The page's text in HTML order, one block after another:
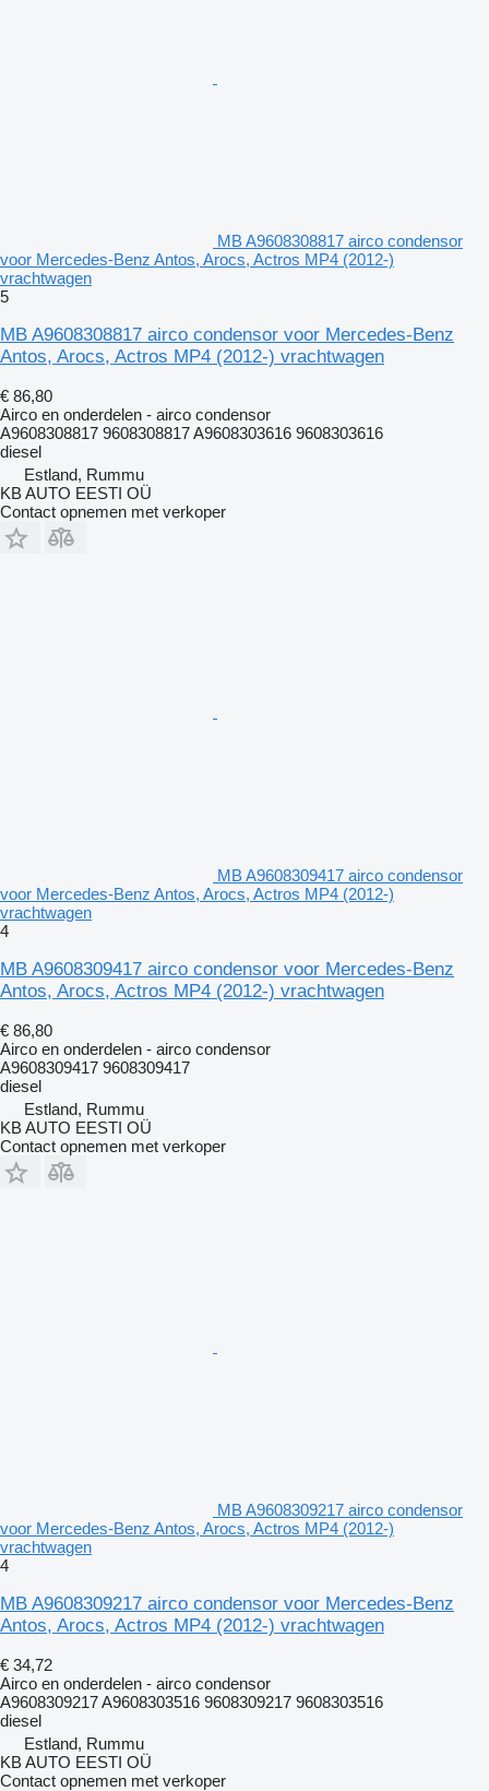
MB A9608308817 airco condensor
voor Mercedes-Benz Antos, Arocs, Actros MP4 (2012-)
vrachtwagen
5
MB A9608308817 airco condensor voor Mercedes-Benz
Antos, Arocs, Actros MP4 (2012-) vrachtwagen
€ 86,80
Airco en onderdelen - airco condensor
A9608308817 9608308817 A9608303616 9608303616
diesel
Estland, Rummu
KB AUTO EESTI OÜ
Contact opnemen met verkoper
MB A9608309417 airco condensor
voor Mercedes-Benz Antos, Arocs, Actros MP4 (2012-)
vrachtwagen
4
MB A9608309417 airco condensor voor Mercedes-Benz
Antos, Arocs, Actros MP4 (2012-) vrachtwagen
€ 86,80
Airco en onderdelen - airco condensor
A9608309417 9608309417
diesel
Estland, Rummu
KB AUTO EESTI OÜ
Contact opnemen met verkoper
MB A9608309217 airco condensor
voor Mercedes-Benz Antos, Arocs, Actros MP4 (2012-)
vrachtwagen
4
MB A9608309217 airco condensor voor Mercedes-Benz
Antos, Arocs, Actros MP4 (2012-) vrachtwagen
€ 34,72
Airco en onderdelen - airco condensor
A9608309217 A9608303516 9608309217 9608303516
diesel
Estland, Rummu
KB AUTO EESTI OÜ
Contact opnemen met verkoper